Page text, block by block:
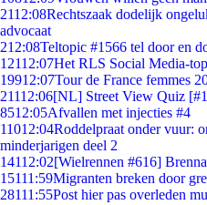
2112:08Rechtszaak dodelijk
advocaat
212:08Teltopic #1566 tel door en
12112:07Het RLS Social Media-
19912:07Tour de France femmes
21112:06[NL] Street View Quiz
8512:05Afvallen met injecties #4
11012:04Roddelpraat onder vuur:
minderjarigen deel 2
14112:02[Wielrennen #616]
15111:59Migranten breken door
28111:55Post hier pas overleden